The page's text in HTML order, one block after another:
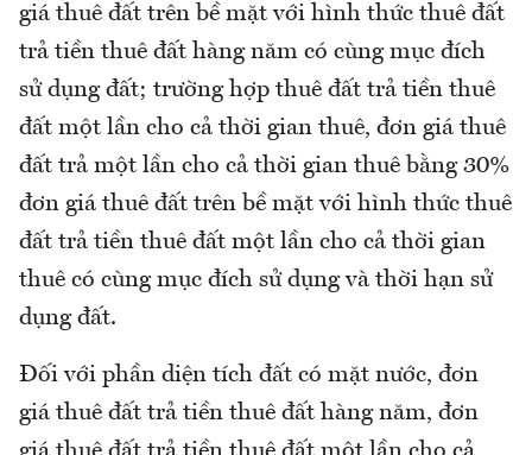
giá thuê đất trên bề mặt với hình thức thuê đất
trả tiền thuê đất hàng năm có cùng mục đích
sử dụng đất; trường hợp thuê đất trả tiền thuê
đất một lần cho cả thời gian thuê, đơn giá thuê
đất trả một lần cho cả thời gian thuê bằng 30%
đơn giá thuê đất trên bề mặt với hình thức thuê
đất trả tiền thuê đất một lần cho cả thời gian
thuê có cùng mục đích sử dụng và thời hạn sử
dụng đất.
Đối với phần diện tích đất có mặt nước, đơn
giá thuê đất trả tiền thuê đất hàng năm, đơn